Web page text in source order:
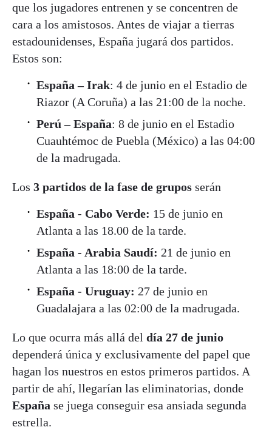
que los jugadores entrenen y se concentren de
cara a los amistosos. Antes de viajar a tierras
estadounidenses, España jugará dos partidos.
Estos son:
España – Irak: 4 de junio en el Estadio de
Riazor (A Coruña) a las 21:00 de la noche.
Perú – España: 8 de junio en el Estadio
Cuauhtémoc de Puebla (México) a las 04:00
de la madrugada.
Los 3 partidos de la fase de grupos serán
España - Cabo Verde: 15 de junio en
Atlanta a las 18.00 de la tarde.
España - Arabia Saudí: 21 de junio en
Atlanta a las 18:00 de la tarde.
España - Uruguay: 27 de junio en
Guadalajara a las 02:00 de la madrugada.
Lo que ocurra más allá del día 27 de junio
dependerá única y exclusivamente del papel que
hagan los nuestros en estos primeros partidos. A
partir de ahí, llegarían las eliminatorias, donde
España se juega conseguir esa ansiada segunda
estrella.